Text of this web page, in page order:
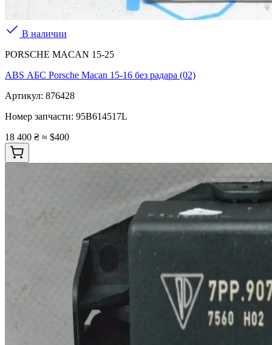
В наличии
PORSCHE MACAN 15-25
ABS АБС Porsche Macan 15-16 без радара (02)
Артикул: 876428
Номер запчасти: 95B614517L
18 400 ₴ ≈ $400